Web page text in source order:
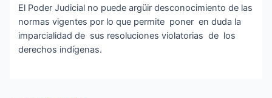
El Poder Judicial no puede argüir desconocimiento de las
normas vigentes por lo que permite poner en duda la
imparcialidad de sus resoluciones violatorias de los
derechos indígenas.